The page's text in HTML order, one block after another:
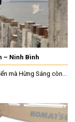
– Ninh Bình
mà Hừng Sáng còn...